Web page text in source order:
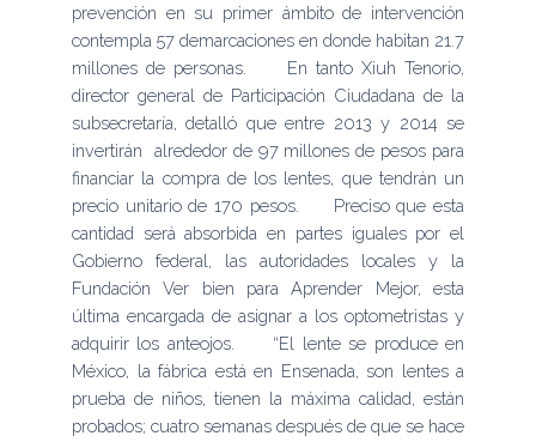
prevención en su primer ámbito de intervención
contempla 57 demarcaciones en donde habitan 21.7
millones de personas. En tanto Xiuh Tenorio,
director general de Participación Ciudadana de la
subsecretaría, detalló que entre 2013 y 2014 se
invertirán alrededor de 97 millones de pesos para
financiar la compra de los lentes, que tendrán un
precio unitario de 170 pesos. Preciso que esta
cantidad será absorbida en partes iguales por el
Gobierno federal, las autoridades locales y la
Fundación Ver bien para Aprender Mejor, esta
última encargada de asignar a los optometristas y
adquirir los anteojos. “El lente se produce en
México, la fábrica está en Ensenada, son lentes a
prueba de niños, tienen la máxima calidad, están
probados; cuatro semanas después de que se hace